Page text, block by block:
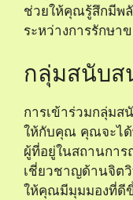
ช่วยให้คุณรู้สึกมีพ
ระหว่างการรักษา
กลุ่มสนับส
การเข้าร่วมกลุ่มส
ให้กับคุณ คุณจะไ
ผู้ที่อยู่ในสถานกา
เชี่ยวชาญด้านจิต
ให้คุณมีมุมมองที่ดี